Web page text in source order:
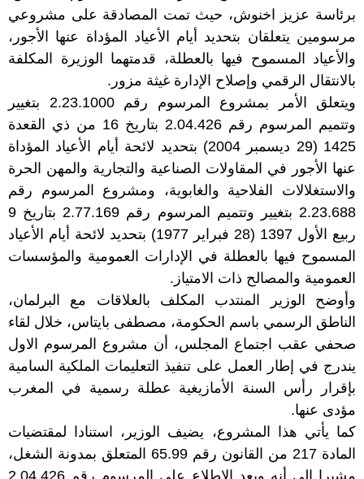
برئاسة عزيز اخنوش، حيث تمت المصادقة على مشروعي
مرسومين يتعلقان بتحديد أيام الأعياد المؤداة عنها الأجور،
والأعياد المسموح فيها بالعطلة، قدمتهما الوزيرة المكلفة
بالانتقال الرقمي وإصلاح الإدارة غيثة مزور.
ويتعلق الأمر بمشروع المرسوم رقم 2.23.1000 بتغيير
وتتميم المرسوم رقم 2.04.426 بتاريخ 16 من ذي القعدة
1425 (29 ديسمبر 2004) بتحديد لائحة أيام الأعياد المؤداة
عنها الأجور في المقاولات الصناعية والتجارية والمهن الحرة
والاستغلالات الفلاحية والغابوية، ومشروع المرسوم رقم
2.23.688 بتغيير وتتميم المرسوم رقم 2.77.169 بتاريخ 9
ربيع الأول 1397 (28 فبراير 1977) بتحديد لائحة أيام الأعياد
المسموح فيها بالعطلة في الإدارات العمومية والمؤسسات
العمومية والمصالح ذات الامتياز.
وأوضح الوزير المنتدب المكلف بالعلاقات مع البرلمان،
الناطق الرسمي باسم الحكومة، مصطفى بايتاس، خلال لقاء
صحفي عقب اجتماع المجلس، أن مشروع المرسوم الاول
يندرج في إطار العمل على تنفيذ التعليمات الملكية السامية
بإقرار رأس السنة الأمازيغية عطلة رسمية في المغرب
مؤدى عنها.
كما يأتي هذا المشروع، يضيف الوزير، استنادا لمقتضيات
المادة 217 من القانون رقم 65.99 المتعلق بمدونة الشغل،
مشيرا إلى أنه وبعد الاطلاع على المرسوم رقم 2.04.426